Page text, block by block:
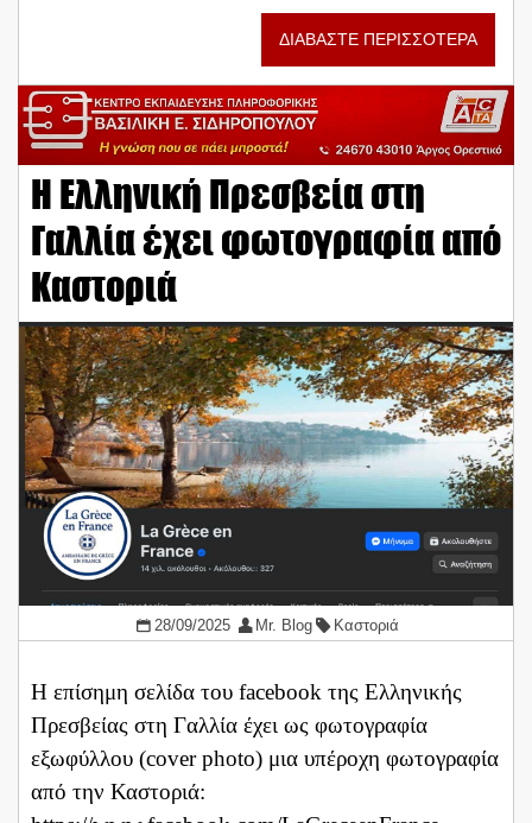
ΔΙΑΒΑΣΤΕ ΠΕΡΙΣΣΟΤΕΡΑ
Η Ελληνική Πρεσβεία στη
Γαλλία έχει φωτογραφία από
Καστοριά
28/09/2025 Mr. Blog Καστοριά
Η επίσημη σελίδα του facebook της Ελληνικής
Πρεσβείας στη Γαλλία έχει ως φωτογραφία
εξωφύλλου (cover photo) μια υπέροχη φωτογραφία
από την Καστοριά: